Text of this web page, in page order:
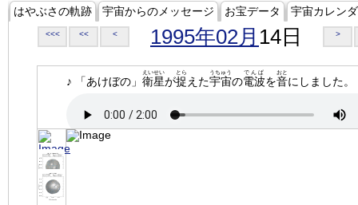
はやぶさの軌跡 宇宙からのメッセージ お宝データ 宇宙カレン
<<< << < 1995年02月 14日 >
♪ 「あけぼの」 衛星
えいせい
が捉
とら
えた宇宙
うちゅう
の電波
でんぱ
を音
おと
にしました。